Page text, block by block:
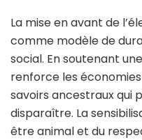
La mise en avant de
comme modèle de
social. En soutenant
renforce les
savoirs ancestraux qui
disparaître. La
être animal et du